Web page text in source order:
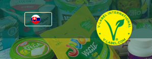
Pre podniky